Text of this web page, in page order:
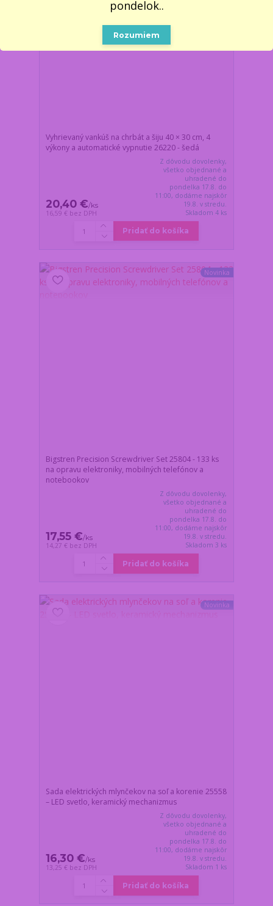
Vyhrievaný vankúš na chrbát a šiju 40 × 30 cm, 4
výkony a automatické vypnutie 26220 - šedá
20,40 €/ks
16,59 € bez DPH
Z dôvodu dovolenky,
všetko objednané a
uhradené do
pondelka 17.8. do
11:00, dodáme najskôr
19.8. v stredu.
Skladom 4 ks
Pridať do košíka
Novinka
Bigstren Precision Screwdriver Set 25804 - 133 ks
na opravu elektroniky, mobilných telefónov a
notebookov
17,55 €/ks
14,27 € bez DPH
Z dôvodu dovolenky,
všetko objednané a
uhradené do
pondelka 17.8. do
11:00, dodáme najskôr
19.8. v stredu.
Skladom 3 ks
Pridať do košíka
Novinka
Sada elektrických mlynčekov na soľ a korenie 25558
– LED svetlo, keramický mechanizmus
16,30 €/ks
13,25 € bez DPH
Z dôvodu dovolenky,
všetko objednané a
uhradené do
pondelka 17.8. do
11:00, dodáme najskôr
19.8. v stredu.
Skladom 1 ks
Pridať do košíka
pondelok..
Rozumiem